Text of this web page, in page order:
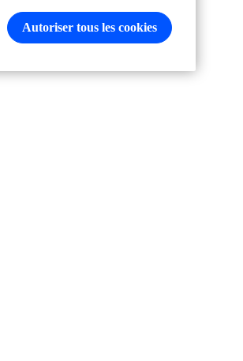
Autoriser tous les cookies